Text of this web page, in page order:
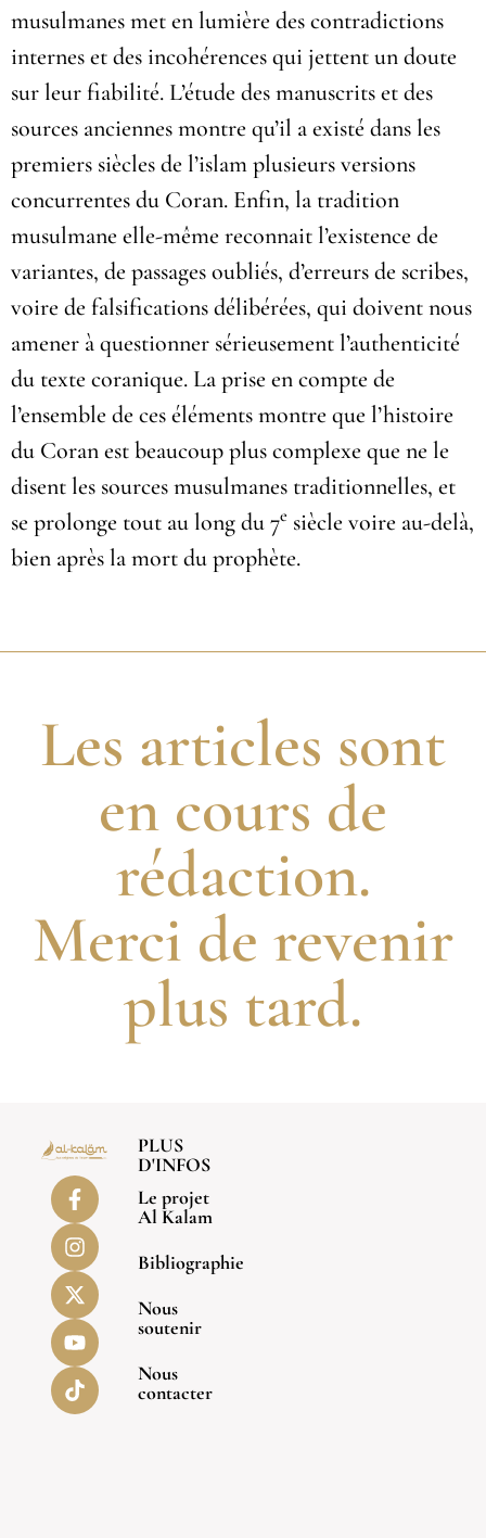
musulmanes met en lumière des contradictions
internes et des incohérences qui jettent un doute
sur leur fiabilité. L’étude des manuscrits et des
sources anciennes montre qu’il a existé dans les
premiers siècles de l’islam plusieurs versions
concurrentes du Coran. Enfin, la tradition
musulmane elle-même reconnait l’existence de
variantes, de passages oubliés, d’erreurs de scribes,
voire de falsifications délibérées, qui doivent nous
amener à questionner sérieusement l’authenticité
du texte coranique. La prise en compte de
l’ensemble de ces éléments montre que l’histoire
du Coran est beaucoup plus complexe que ne le
disent les sources musulmanes traditionnelles, et
se prolonge tout au long du 7e siècle voire au-delà,
bien après la mort du prophète.
Les articles sont
en cours de
rédaction.
Merci de revenir
plus tard.
PLUS
D'INFOS
Le projet
Al Kalam
Bibliographie
Nous
soutenir
Nous
contacter